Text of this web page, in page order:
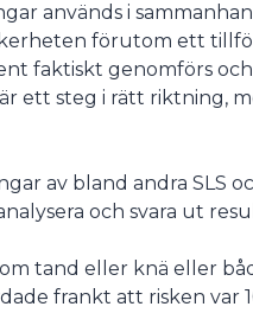
används i
förutom ett
faktiskt genomförs
ett steg i rätt riktning,
av bland andra SLS
och svara ut
tand eller knä eller
frankt att risken var